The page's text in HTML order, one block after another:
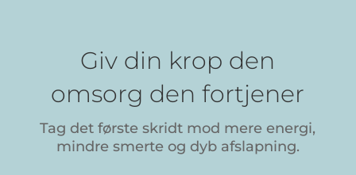
Giv din krop den
omsorg den fortjener
Tag det første skridt mod mere energi,
mindre smerte og dyb afslapning.